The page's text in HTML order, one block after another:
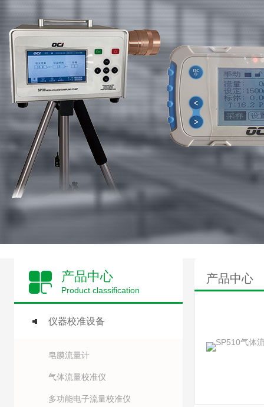
产品中心
Product classification
仪器校准设备
皂膜流量计
气体流量校准仪
多功能电子流量校准仪
产品中心